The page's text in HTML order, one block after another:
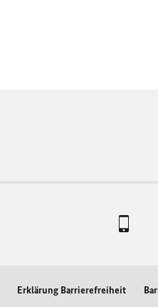
Erklärung Barrierefreiheit